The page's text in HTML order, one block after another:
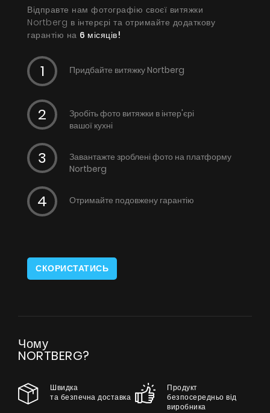
Відправте нам фотографію своєї витяжки
Nortberg в інтерєрі та отримайте додаткову
гарантію на 6 місяців!
Придбайте витяжку Nortberg
Зробіть фото витяжки в інтер'єрі
вашої кухні
Завантажте зроблені фото на платформу
Nortberg
Отримайте подовжену гарантію
СКОРИСТАТИСЬ
Чому
NORTBERG?
Швидка
та безпечна доставка
Продукт
безпосередньо від
виробника